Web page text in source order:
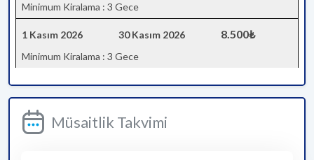
Minimum Kiralama : 3 Gece
1 Kasım 2026 30 Kasım 2026 8.500₺
Minimum Kiralama : 3 Gece
Müsaitlik Takvimi